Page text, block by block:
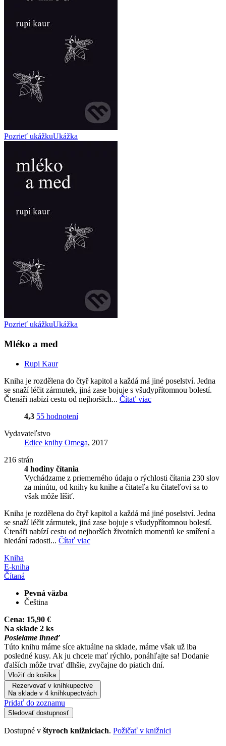
Pozrieť ukážkuUkážka
Pozrieť ukážkuUkážka
Mléko a med
Rupi Kaur
Kniha je rozdělena do čtyř kapitol a každá má jiné poselství. Jedna
se snaží léčit zármutek, jiná zase bojuje s všudypřítomnou bolestí.
Čtenáři nabízí cestu od nejhorších... Čítať viac
4,3 55 hodnotení
Vydavateľstvo
Edice knihy Omega, 2017
216 strán
4 hodiny čítania
Vychádzame z priemerného údaju o rýchlosti čítania 230 slov
za minútu, od knihy ku knihe a čitateľa ku čitateľovi sa to
však môže líšiť.
Kniha je rozdělena do čtyř kapitol a každá má jiné poselství. Jedna
se snaží léčit zármutek, jiná zase bojuje s všudypřítomnou bolestí.
Čtenáři nabízí cestu od nejhorších životních momentů ke smíření a
hledání radosti... Čítať viac
Kniha
E-kniha
Čítaná
Pevná väzba
Čeština
Cena: 15,90 €
Na sklade 2 ks
Posielame ihneď
Túto knihu máme síce aktuálne na sklade, máme však už iba
posledné kusy. Ak ju chcete mať rýchlo, ponáhľajte sa! Dodanie
ďalších môže trvať dlhšie, zvyčajne do piatich dní.
Vložiť do košíka
Rezervovať v kníhkupectve
Na sklade v 4 kníhkupectvách
Pridať do zoznamu
Sledovať dostupnosť
Dostupné v štyroch knižniciach. Požičať v knižnici